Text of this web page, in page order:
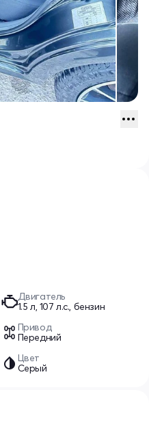
Двигатель
1.5 л, 107 л.с., бензин
Привод
Передний
Цвет
Серый